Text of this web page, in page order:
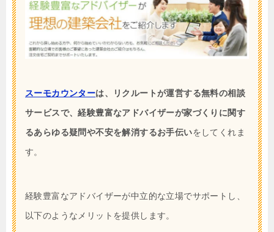
スーモカウンターは、リクルートが運営する無料の相談
サービスで、経験豊富なアドバイザーが家づくりに関す
るあらゆる疑問や不安を解消するお手伝いをしてくれま
す。
経験豊富なアドバイザーが中立的な立場でサポートし、
以下のようなメリットを提供します。